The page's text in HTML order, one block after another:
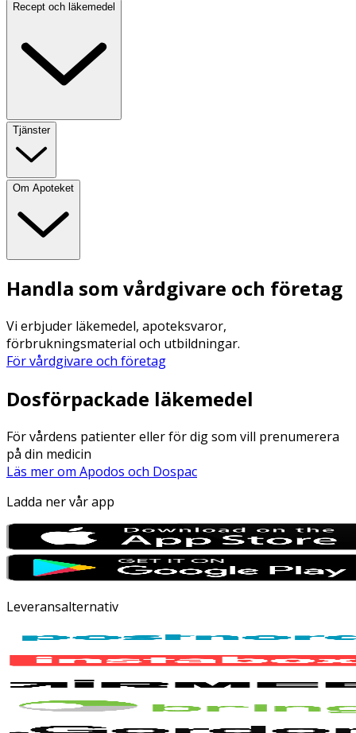
Recept och läkemedel
Tjänster
Om Apoteket
Handla som vårdgivare och företag
Vi erbjuder läkemedel, apoteksvaror,
förbrukningsmaterial och utbildningar.
För vårdgivare och företag
Dosförpackade läkemedel
För vårdens patienter eller för dig som vill prenumerera
på din medicin
Läs mer om Apodos och Dospac
Ladda ner vår app
Leveransalternativ